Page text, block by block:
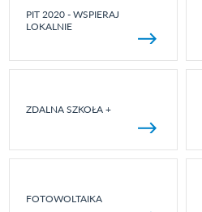
PIT 2020 - WSPIERAJ
LOKALNIE
ZDALNA SZKOŁA +
FOTOWOLTAIKA